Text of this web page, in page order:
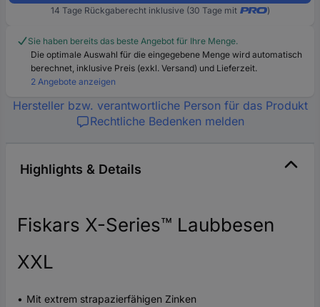
14 Tage Rückgaberecht inklusive (30 Tage mit )
Sie haben bereits das beste Angebot für Ihre Menge.
Die optimale Auswahl für die eingegebene Menge wird automatisch
berechnet, inklusive Preis (exkl. Versand) und Lieferzeit.
2 Angebote anzeigen
Hersteller bzw. verantwortliche Person für das Produkt
Rechtliche Bedenken melden
Highlights & Details
Fiskars X-Series™ Laubbesen
XXL
Mit extrem strapazierfähigen Zinken